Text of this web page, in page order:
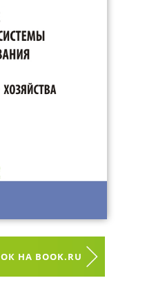
НА BOOK.RU